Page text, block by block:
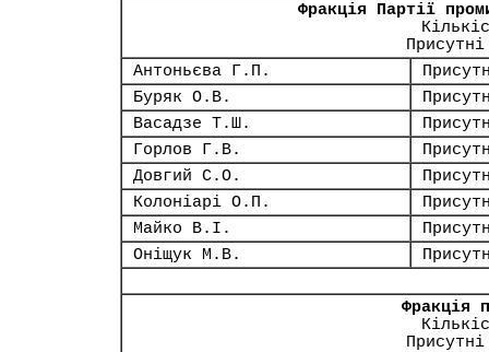
Фракція Партії
Антоньєва Г.П.
Буряк О.В.
Васадзе Т.Ш.
Горлов Г.В.
Довгий С.О.
Колоніарі О.П.
Майко В.І.
Оніщук М.В.
Фракція